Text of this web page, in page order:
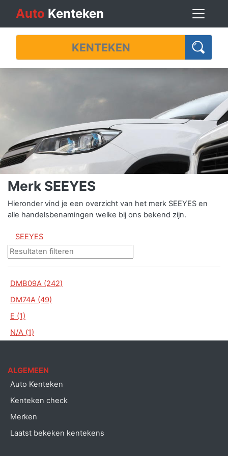
Auto Kenteken
Merk SEEYES
Hieronder vind je een overzicht van het merk SEEYES en
alle handelsbenamingen welke bij ons bekend zijn.
SEEYES
DMB09A (242)
DM74A (49)
E (1)
N/A (1)
ALGEMEEN
Auto Kenteken
Kenteken check
Merken
Laatst bekeken kentekens